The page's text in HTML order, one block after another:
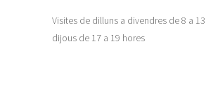
Visites de dilluns a divendres de 8 a
dijous de 17 a 19 hores